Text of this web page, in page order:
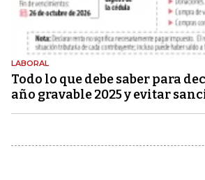
LABORAL
Todo lo que debe saber para
año gravable 2025 y evitar